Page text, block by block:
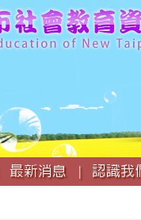
最新消息 | 認識